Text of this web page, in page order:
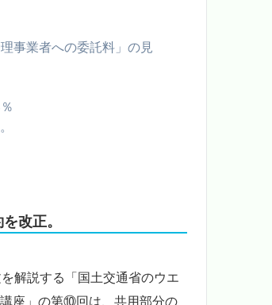
事業者への委託料」の見
改正。
解説する「国土交通省のウエ
座」の第⑩回は、共用部分の